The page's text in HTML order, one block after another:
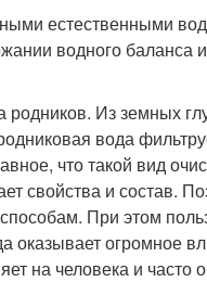
естественными
водного
родников. Из земных
вода
что такой вид
свойства и состав.
При этом
оказывает огромное
на человека и